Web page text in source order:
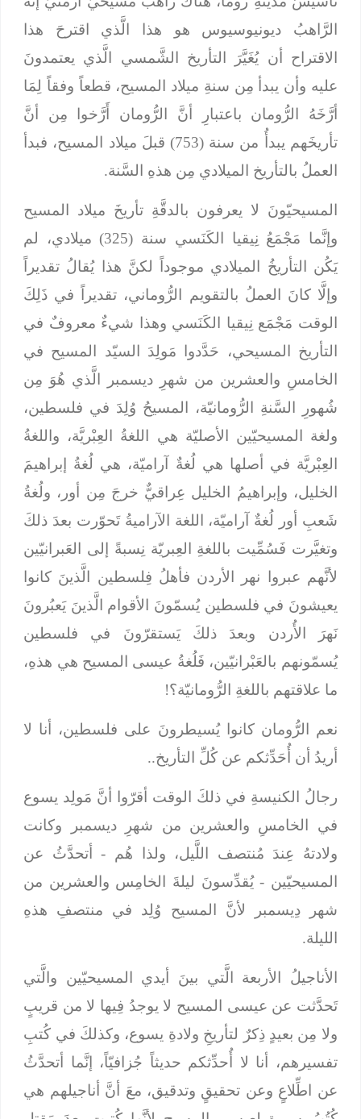
الرَّاهبُ ديونيوسيوس هو هذا الَّذي اقترحَ هذا
الاقتراح أن يُغَيَّرَ التأريخ الشَّمسي الَّذي يعتمدونَ
عليه وأن يبدأ مِن سنةِ ميلاد المسيح، قطعاً وفقاً لِمَا
أرَّخَهُ الرُّومان باعتبارِ أنَّ الرُّومان أَرَّخوا مِن أنَّ
تأريخَهم يبدأُ من سنة (753) قبلَ ميلاد المسيح، فبدأ
العملُ بالتأريخ الميلادي مِن هذهِ السَّنة.
المسيحيّونَ لا يعرفون بالدقَّةِ تأريخَ ميلاد المسيح
وإنَّما مَجْمَعُ نِيقيا الكَنَسي سنة (325) ميلادي، لم
يَكُن التأريخُ الميلادي موجوداً لكنَّ هذا يُقالُ تقديراً
وإلَّا كانَ العملُ بالتقويم الرُّوماني، تقديراً في ذَلِكَ
الوقت مَجْمَع نِيقيا الكَنَسي وهذا شيءٌ معروفٌ في
التأريخ المسيحي، حَدَّدوا مَولِدَ السيّد المسيح في
الخامسِ والعشرين من شهرِ ديسمبر الَّذي هُوَ مِن
شُهورِ السَّنةِ الرُّومانيّة، المسيحُ وُلِدَ في فلسطين،
ولغة المسيحيّين الأصليّة هي اللغةُ العِبْريَّة، واللغةُ
العِبْريَّة في أصلها هي لُغةٌ آراميّة، هي لُغةُ إبراهيمَ
الخليل، وإبراهيمُ الخليل عِراقيٌّ خرجَ مِن أور، ولُغةُ
شَعبِ أور لُغةٌ آراميّة، اللغة الآراميةُ تَحوّرت بعدَ ذلكَ
وتغيَّرت فَسُمِّيت باللغةِ العِبريّة نِسبةً إلى العَبرانيّين
لأنَّهم عبروا نهر الأردن فأهلُ فِلسطين الَّذينَ كانوا
يعيشونَ في فلسطين يُسمّونَ الأقوام الَّذينَ يَعبُرونَ
نَهرَ الأُردن وبعدَ ذلكَ يَستقرّونَ في فلسطين
يُسمّونهم بالعَبْرانيّين، فَلُغةُ عيسى المسيح هي هذهِ،
ما علاقتهم باللغةِ الرُّومانيّة؟!
نعم الرُّومان كانوا يُسيطرونَ على فلسطين، أنا لا
أريدُ أن أُحَدِّثكم عن كُلِّ التأريخ..
رجالُ الكنيسةِ في ذلكَ الوقت أقرّوا أنَّ مَولِد يسوع
في الخامسِ والعشرين من شهرِ ديسمبر وكانت
ولادتهُ عِندَ مُنتصف اللَّيل، ولذا هُم - أتحدَّثُ عن
المسيحيّين - يُقدِّسونَ ليلةَ الخامِس والعشرين من
شهر دِيسمبر لأنَّ المسيح وُلِد في منتصفِ هذهِ
الليلة.
الأناجيلُ الأربعة الَّتي بينَ أيدي المسيحيّين والَّتي
تَحدَّثت عن عيسى المسيح لا يوجدُ فِيها لا من قريبٍ
ولا مِن بعيدٍ ذِكرٌ لتأريخِ ولادةِ يسوع، وكذلكَ في كُتبِ
تفسيرهم، أنا لا أُحدِّثكم حديثاً جُزافيّاً، إنَّما أتحدَّثُ
عن اطِّلاعٍ وعن تحقيقٍ وتدقيق، معَ أنَّ أناجيلهم هي